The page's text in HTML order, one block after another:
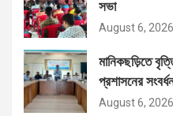
সভা
August 6, 2026
মানিকছড়িতে
প্রশাসনের
August 6, 2026